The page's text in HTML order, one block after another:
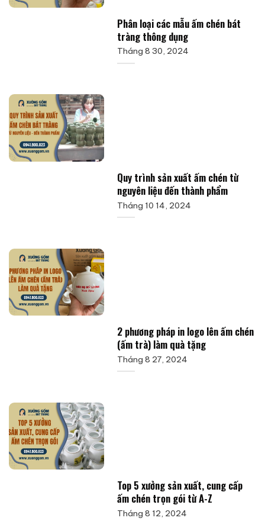
Phân loại các mẫu ấm chén bát
tràng thông dụng
Tháng 8 30, 2024
Quy trình sản xuất ấm chén từ
nguyên liệu đến thành phẩm
Tháng 10 14, 2024
2 phương pháp in logo lên ấm chén
(ấm trà) làm quà tặng
Tháng 8 27, 2024
Top 5 xưởng sản xuất, cung cấp
ấm chén trọn gói từ A-Z
Tháng 8 12, 2024